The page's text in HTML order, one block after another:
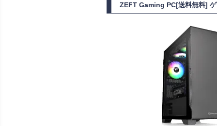
ZEFT Gaming PC[送料無料]